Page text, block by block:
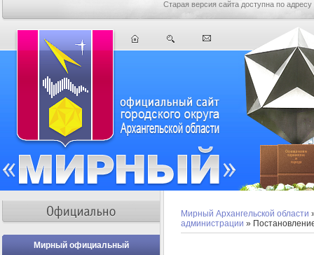
Старая версия сайта доступна по адресу
Мирный официальный
Мирный Архангельской области
администрации »